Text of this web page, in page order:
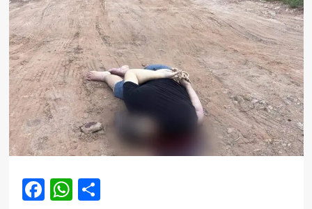
Facebook
WhatsApp
Share